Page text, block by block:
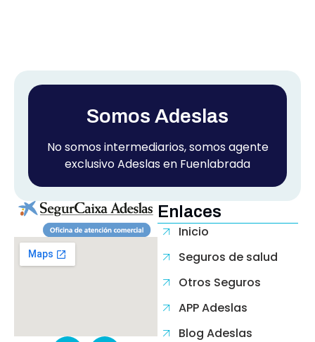
Somos Adeslas
No somos intermediarios, somos agente
exclusivo Adeslas en Fuenlabrada
Enlaces
Inicio
Seguros de salud
Otros Seguros
APP Adeslas
Blog Adeslas